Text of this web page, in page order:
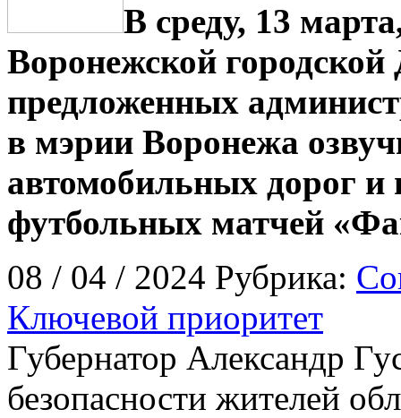
В среду, 13
Воронежской
предложенных
в мэрии Воронежа
автомобильных дорог и
футбольных матчей
08 / 04 / 2024 Рубрика:
Ключевой приоритет
Губернатор Александр
безопасности жителей